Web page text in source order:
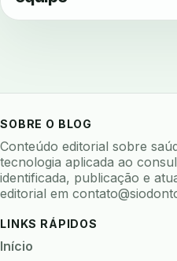
SOBRE O BLOG
Conteúdo editorial sobre
tecnologia aplicada ao
identificada, publicação e
editorial em
LINKS RÁPIDOS
Início